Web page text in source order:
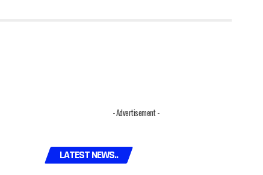
- Advertisement -
LATEST NEWS..